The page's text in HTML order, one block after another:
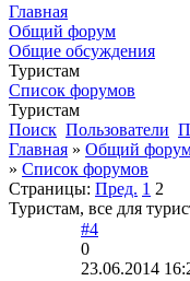
Главная
Общий форум
Общие обсуждения
Туристам
Список форумов
Туристам
Поиск Пользователи
Главная » Общий
» Список форумов
Страницы: Пред. 1 2
Туристам, все для
#4
0
23.06.2014